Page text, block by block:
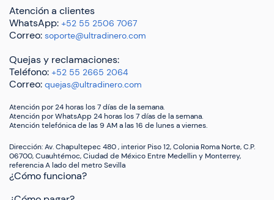
Atención a clientes
WhatsApp: +52 55 2506 7067
Correo: soporte@ultradinero.com
Quejas y reclamaciones:
Teléfono: +52 55 2665 2064
Correo: quejas@ultradinero.com
Atención por 24 horas los 7 días de la semana.
Atención por WhatsApp 24 horas los 7 días de la semana.
Atención telefónica de las 9 AM a las 16 de lunes a viernes.
Dirección: Av. Chapultepec 480 , interior Piso 12, Colonia Roma Norte, C.P.
06700, Cuauhtémoc, Ciudad de México Entre Medellin y Monterrey,
referencia A lado del metro Sevilla
¿Cómo funciona?